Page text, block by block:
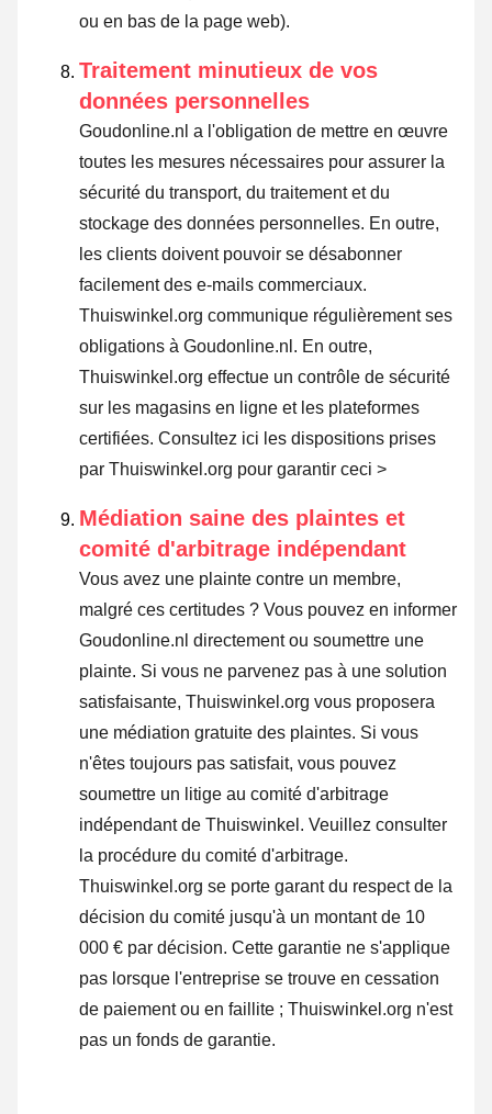
ou en bas de la page web).
Traitement minutieux de vos
données personnelles
Goudonline.nl a l'obligation de mettre en œuvre
toutes les mesures nécessaires pour assurer la
sécurité du transport, du traitement et du
stockage des données personnelles. En outre,
les clients doivent pouvoir se désabonner
facilement des e-mails commerciaux.
Thuiswinkel.org communique régulièrement ses
obligations à Goudonline.nl. En outre,
Thuiswinkel.org effectue un contrôle de sécurité
sur les magasins en ligne et les plateformes
certifiées. Consultez ici les dispositions prises
par Thuiswinkel.org pour garantir ceci >
Médiation saine des plaintes et
comité d'arbitrage indépendant
Vous avez une plainte contre un membre,
malgré ces certitudes ? Vous pouvez en informer
Goudonline.nl directement ou soumettre une
plainte. Si vous ne parvenez pas à une solution
satisfaisante, Thuiswinkel.org vous proposera
une médiation gratuite des plaintes. Si vous
n'êtes toujours pas satisfait, vous pouvez
soumettre un litige au comité d'arbitrage
indépendant de Thuiswinkel. Veuillez consulter
la procédure du comité d'arbitrage.
Thuiswinkel.org se porte garant du respect de la
décision du comité jusqu'à un montant de 10
000 € par décision. Cette garantie ne s'applique
pas lorsque l'entreprise se trouve en cessation
de paiement ou en faillite ; Thuiswinkel.org n'est
pas un fonds de garantie.